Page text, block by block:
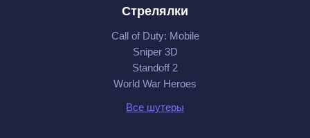
Стрелялки
Call of Duty: Mobile
Sniper 3D
Standoff 2
World War Heroes
Все шутеры